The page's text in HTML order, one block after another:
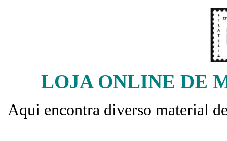
LOJA ONLINE DE
Aqui encontra diverso material